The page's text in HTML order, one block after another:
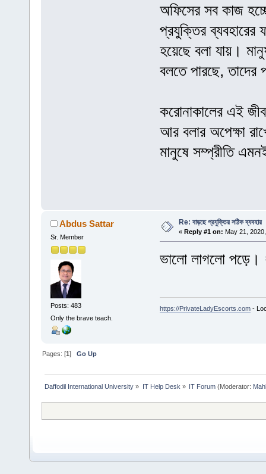
অফিসের সব কাজ
প্রযুক্তির ব্যবহারের
হয়েছে বলা যায়।
বলতে পারছে,
করোনাকালের এই
আর বলার অপেক্ষা
মানুষে সম্প্রীতি
Abdus Sattar
Sr. Member
Posts: 483
Only the brave teach.
Re: বাড়ছে প্রযুক্তির সঠিক ব্যবহার
« Reply #1 on: May 21,
ভালো লাগলো পড়ে।
https://PrivateLadyEscorts.com-
Pages: [1]Go Up
Daffodil International University » IT Help Desk» IT Forum(Moderator: